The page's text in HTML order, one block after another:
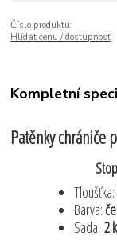
Číslo produktu:
Hlídat cenu / dostupnost
Kompletní
Patěnky chrániče
Barva:
Sada:2